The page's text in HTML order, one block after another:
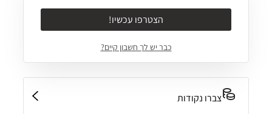
KAHIKO GIVES BACK
JOURNAL
קולקציות
שירותים
מועדון לקוחות
משלוחים והחזרות
יצירת קשר
הצטרפו עכשיו!
כבר יש לך חשבון קיים?
צברו נקודות